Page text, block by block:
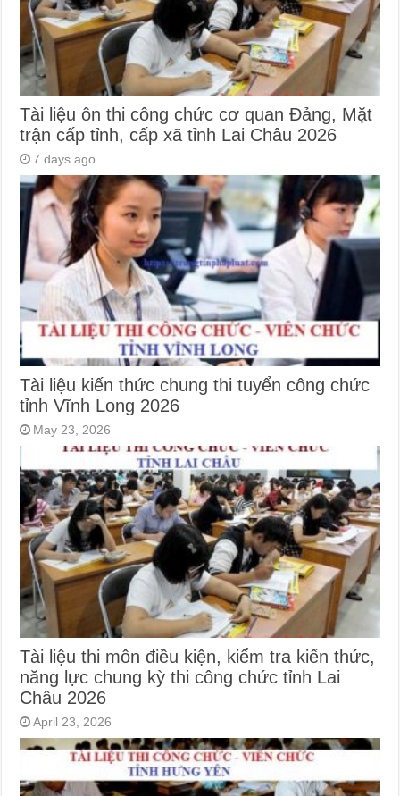
Tài liệu ôn thi công chức cơ quan Đảng, Mặt
trận cấp tỉnh, cấp xã tỉnh Lai Châu 2026
7 days ago
Tài liệu kiến thức chung thi tuyển công chức
tỉnh Vĩnh Long 2026
May 23, 2026
Tài liệu thi môn điều kiện, kiểm tra kiến thức,
năng lực chung kỳ thi công chức tỉnh Lai
Châu 2026
April 23, 2026